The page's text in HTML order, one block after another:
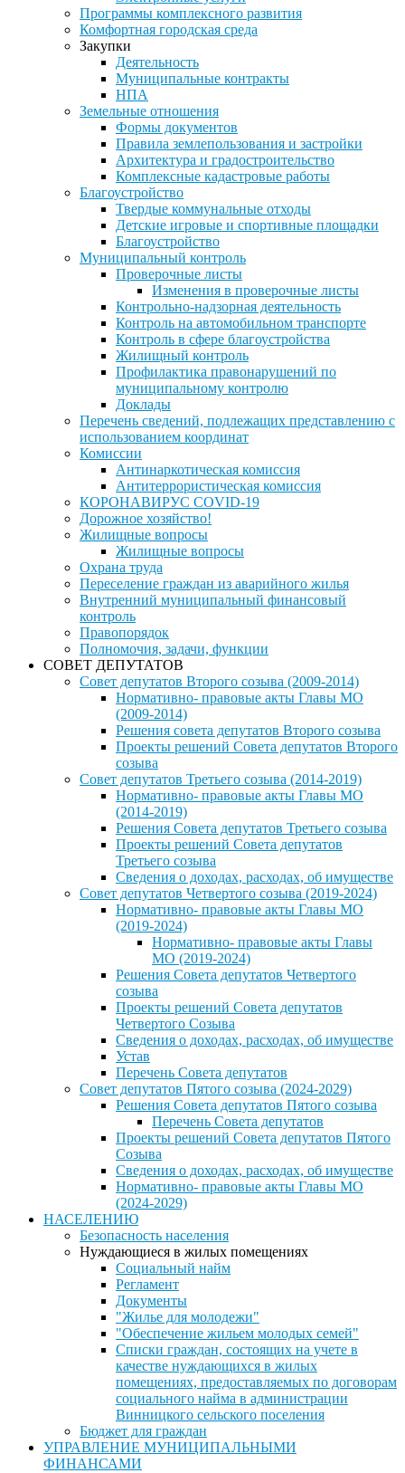
Программы комплексного развития
Комфортная городская среда
Закупки
Деятельность
Муниципальные контракты
НПА
Земельные отношения
Формы документов
Правила землепользования и застройки
Архитектура и градостроительство
Комплексные кадастровые работы
Благоустройство
Твердые коммунальные отходы
Детские игровые и спортивные площадки
Благоустройство
Муниципальный контроль
Проверочные листы
Изменения в проверочные листы
Контрольно-надзорная деятельность
Контроль на автомобильном транспорте
Контроль в сфере благоустройства
Жилищный контроль
Профилактика правонарушений по
муниципальному контролю
Доклады
Перечень сведений, подлежащих представлению с
использованием координат
Комиссии
Антинаркотическая комиссия
Антитеррористическая комиссия
КОРОНАВИРУС COVID-19
Дорожное хозяйство!
Жилищные вопросы
Жилищные вопросы
Охрана труда
Переселение граждан из аварийного жилья
Внутренний муниципальный финансовый
контроль
Правопорядок
Полномочия, задачи, функции
СОВЕТ ДЕПУТАТОВ
Совет депутатов Второго созыва (2009-2014)
Нормативно- правовые акты Главы МО
(2009-2014)
Решения совета депутатов Второго созыва
Проекты решений Совета депутатов Второго
созыва
Совет депутатов Третьего созыва (2014-2019)
Нормативно- правовые акты Главы МО
(2014-2019)
Решения Совета депутатов Третьего созыва
Проекты решений Совета депутатов
Третьего созыва
Сведения о доходах, расходах, об имуществе
Совет депутатов Четвертого созыва (2019-2024)
Нормативно- правовые акты Главы МО
(2019-2024)
Нормативно- правовые акты Главы
МО (2019-2024)
Решения Совета депутатов Четвертого
созыва
Проекты решений Совета депутатов
Четвертого Созыва
Сведения о доходах, расходах, об имуществе
Устав
Перечень Совета депутатов
Совет депутатов Пятого созыва (2024-2029)
Решения Совета депутатов Пятого созыва
Перечень Совета депутатов
Проекты решений Совета депутатов Пятого
Созыва
Сведения о доходах, расходах, об имуществе
Нормативно- правовые акты Главы МО
(2024-2029)
НАСЕЛЕНИЮ
Безопасность населения
Нуждающиеся в жилых помещениях
Социальный найм
Регламент
Документы
"Жилье для молодежи"
"Обеспечение жильем молодых семей"
Списки граждан, состоящих на учете в
качестве нуждающихся в жилых
помещениях, предоставляемых по договорам
социального найма в администрации
Винницкого сельского поселения
Бюджет для граждан
УПРАВЛЕНИЕ МУНИЦИПАЛЬНЫМИ
ФИНАНСАМИ